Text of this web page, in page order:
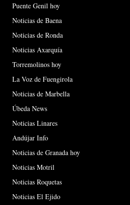
Puente Genil hoy
Noticias de Baena
Noticias de Ronda
Noticias Axarquía
Torremolinos hoy
La Voz de Fuengirola
Noticias de Marbella
Úbeda News
Noticias Linares
Andújar Info
Noticias de Granada hoy
Noticias Motril
Noticias Roquetas
Noticias El Ejido